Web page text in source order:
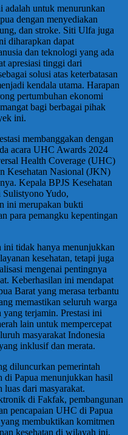
adalah untuk menurunkan
dengan menyediakan
dan stroke. Siti Ulfa juga
diharapkan dapat
dan teknologi yang ada
apresiasi tinggi dari
solusi atas keterbatasan
kendala utama. Harapan
pertumbuhan ekonomi
bagi berbagai pihak
ini.
membanggakan dengan
acara UHC Awards 2024
Health Coverage (UHC)
Kesehatan Nasional (JKN)
Kepala BPJS Kesehatan
Yudo,
ini merupakan bukti
para pemangku kepentingan
tidak hanya menunjukkan
kesehatan, tetapi juga
mengenai pentingnya
Keberhasilan ini mendapat
Barat yang merasa terbantu
memastikan seluruh warga
yang terjamin. Prestasi ini
lain untuk mempercepat
masyarakat Indonesia
inklusif dan merata.
diluncurkan pemerintah
di Papua menunjukkan hasil
dari masyarakat.
di Fakfak, pembangunan
pencapaian UHC di Papua
membuktikan komitmen
kesehatan di wilayah ini.